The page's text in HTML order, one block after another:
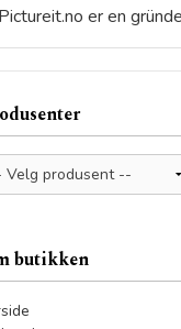
Pictureit.no er en
butikken